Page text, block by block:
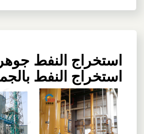
استخراج النفط
استخراج النفط